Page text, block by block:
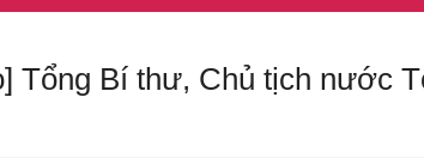
Tổng Bí thư, Chủ tịch nước